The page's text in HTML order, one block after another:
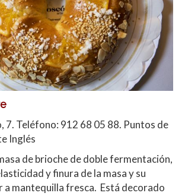
7. Teléfono: 912 68 05 88. Puntos de
Inglés
de brioche de doble fermentación,
y finura de la masa y su
a mantequilla fresca. Está decorado